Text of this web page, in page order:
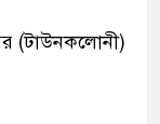
(টাউনকলোনী)